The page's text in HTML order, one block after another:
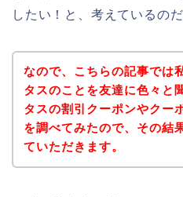
したい！と、考えているの
なので、こちらの記事では
タスのことを友達に色々と
タスの割引クーポンやクー
を調べてみたので、その結
ていただきます。